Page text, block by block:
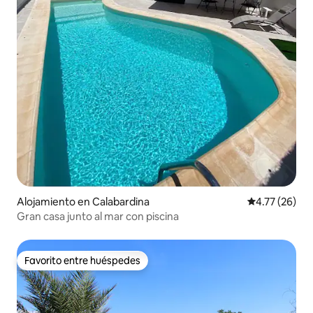
Alojamiento en Calabardina Calificación
4.77 (26)
Gran casa junto al mar con piscina
Favorito entre huéspedes
Favorito entre huéspedes